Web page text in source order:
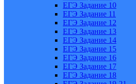
ЕГЭ Задание 10
ЕГЭ Задание 11
ЕГЭ Задание 12
ЕГЭ Задание 13
ЕГЭ Задание 14
ЕГЭ Задание 15
ЕГЭ Задание 16
ЕГЭ Задание 17
ЕГЭ Задание 18